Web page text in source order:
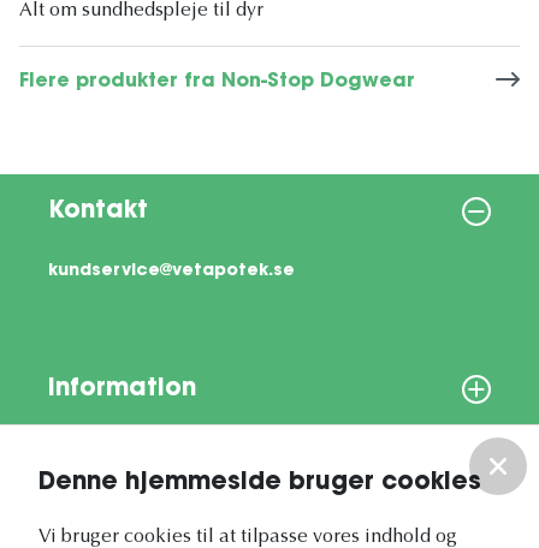
Denne hjemmeside bruger cookies
Vi bruger cookies til at tilpasse vores indhold og
Alt om sundhedspleje til dyr
Flere produkter fra Non-Stop Dogwear
Kontakt
kundservice@vetapotek.se
Information
Vores nyhedsbrev